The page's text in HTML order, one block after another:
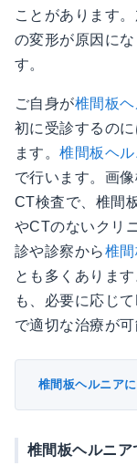
ことがあります
の変形が原因に
す。
ご自身が椎間板
初に受診するの
ます。椎間板ヘル
で行います。画
CT検査で、椎間
やCTのないクリ
診や診察から椎
とも多くありま
も、必要に応じ
で適切な治療が可
椎間板ヘルニア
椎間板ヘルニ